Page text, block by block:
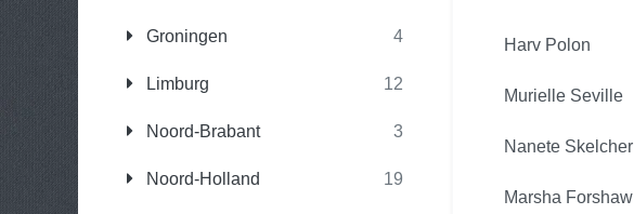
Groningen 4
Limburg 12
Noord-Brabant 3
Noord-Holland 19
Harv Polon
Murielle Seville
Nanete Skelcher
Marsha Forshaw